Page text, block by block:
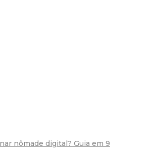
nômade digital? Guia em 9